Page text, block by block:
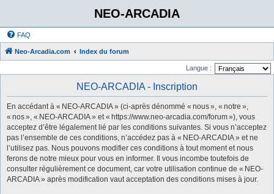
NEO-ARCADIA
FAQ
Neo-Arcadia.com Index du forum
Langue :
NEO-ARCADIA - Inscription
En accédant à « NEO-ARCADIA » (ci-après dénommé « nous », « notre »,
« nos », « NEO-ARCADIA » et « https://www.neo-arcadia.com/forum »), vous
acceptez d’être légalement lié par les conditions suivantes. Si vous n’acceptez
pas l’ensemble de ces conditions, n’accédez pas à « NEO-ARCADIA » et ne
l’utilisez pas. Nous pouvons modifier ces conditions à tout moment et nous
ferons de notre mieux pour vous en informer. Il vous incombe toutefois de
consulter régulièrement ce document, car votre utilisation continue de « NEO-
ARCADIA » après modification vaut acceptation des conditions mises à jour.